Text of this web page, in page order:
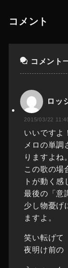
コメント
コメント
ロッ
2015/03/22
いいですよ
メロの単
りますよね。
この歌の場
トが動く感
最後の「意
少し物憂げ
ますよ。
笑い転げ
夜明け前